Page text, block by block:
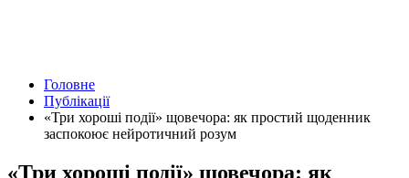
Головне
Публікації
«Три хороші події» щовечора: як простий щоденник
заспокоює нейротичний розум
«Три хороші події» щовечора: як